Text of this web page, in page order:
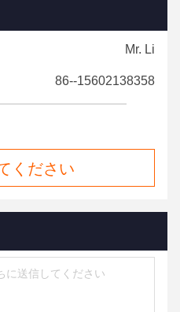
Mr. Li
86--15602138358
ください